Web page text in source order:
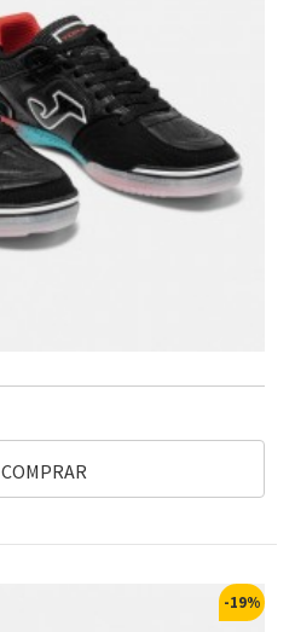
COMPRAR
-19%